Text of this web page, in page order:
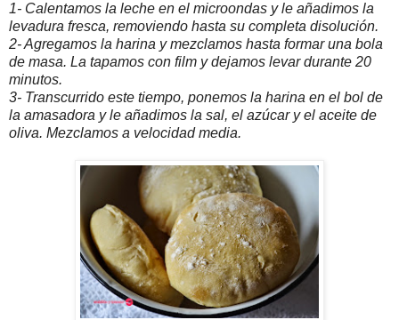
1- Calentamos la leche en el microondas y le añadimos la
levadura fresca, removiendo hasta su completa disolución.
2- Agregamos la harina y mezclamos hasta formar una bola
de masa. La tapamos con film y dejamos levar durante 20
minutos.
3- Transcurrido este tiempo, ponemos la harina en el bol de
la amasadora y le añadimos la sal, el azúcar y el aceite de
oliva. Mezclamos a velocidad media.